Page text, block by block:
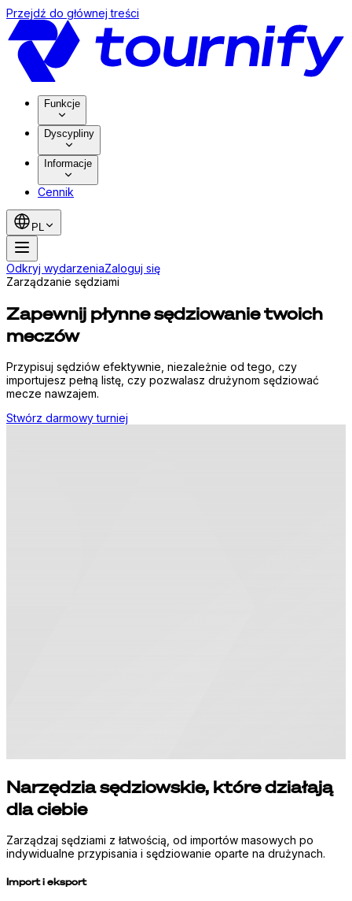
Przejdź do głównej treści
Funkcje
Dyscypliny
Informacje
Cennik
PL
Odkryj wydarzeniaZaloguj się
Zarządzanie sędziami
Zapewnij płynne sędziowanie twoich
meczów
Przypisuj sędziów efektywnie, niezależnie od tego, czy
importujesz pełną listę, czy pozwalasz drużynom sędziować
mecze nawzajem.
Stwórz darmowy turniej
Narzędzia sędziowskie, które działają
dla ciebie
Zarządzaj sędziami z łatwością, od importów masowych po
indywidualne przypisania i sędziowanie oparte na drużynach.
Import i eksport